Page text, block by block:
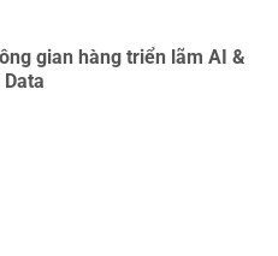
gian hàng triển lãm AI &
Data